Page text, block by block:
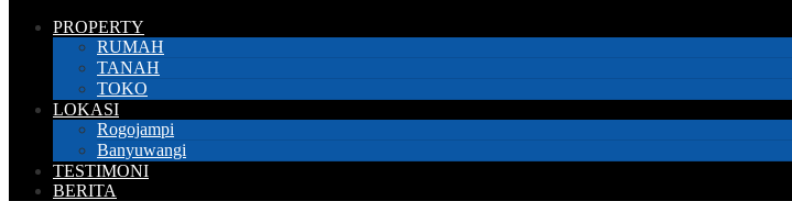
PROPERTY
RUMAH
TANAH
TOKO
LOKASI
Rogojampi
Banyuwangi
TESTIMONI
BERITA